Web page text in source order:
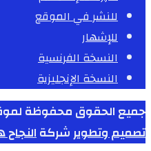
للنشر في الموقع
للإشهار
النسخة الفرنسية
النسخة الإنجليزية
جميع الحقوق محفوظة لموقع
تصميم وتطويرشركة